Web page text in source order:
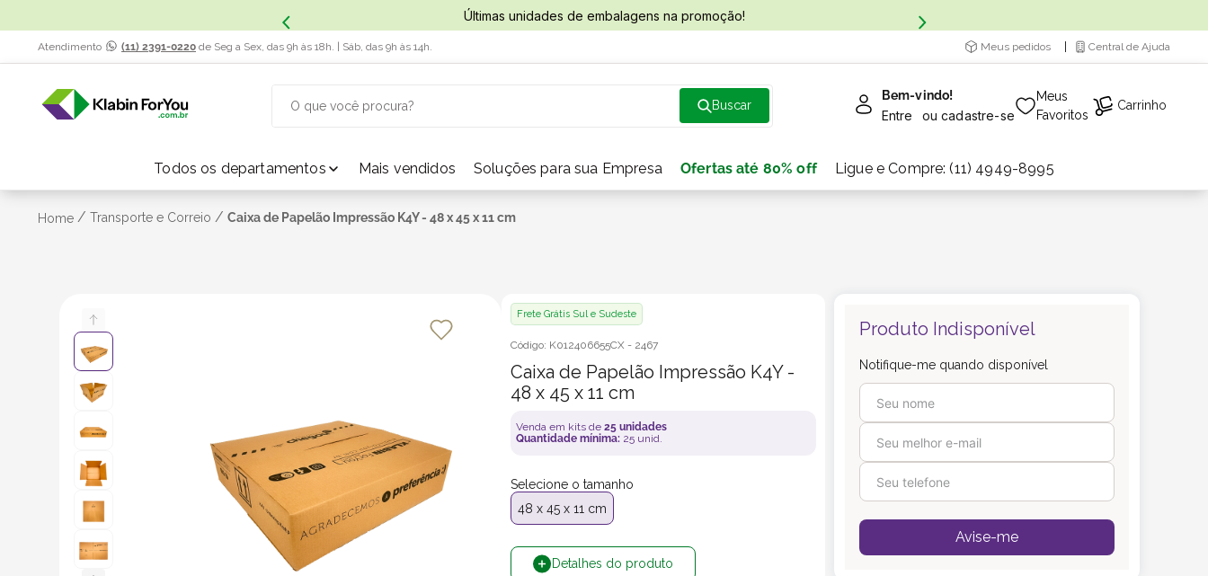
Últimas unidades de embalagens na promoção!
Atendimento (11) 2391-0220 de Seg a Sex, das 9h às 18h. | Sáb, das 9h às 14h. Meus pedidos Central de Ajuda
Bem-vindo!
Entre ou cadastre-se
Meus
Favoritos
Carrinho
Todos os departamentos Mais vendidos Soluções para sua Empresa Ofertas até 80% off Ligue e Compre: (11) 4949-8995
Home / Transporte e Correio / Caixa de Papelão Impressão K4Y - 48 x 45 x 11 cm
Frete Grátis Sul e Sudeste
Código: K012406655CX - 2467
Caixa de Papelão Impressão K4Y -
48 x 45 x 11 cm
Venda em kits de 25 unidades
Quantidade mínima: 25 unid.
Selecione o tamanho
48 x 45 x 11 cm
Detalhes do produto
Produto Indisponível
Notifique-me quando disponível
Avise-me
TERMOS MAIS BUSCADOS
1º caixa papelão
caixas